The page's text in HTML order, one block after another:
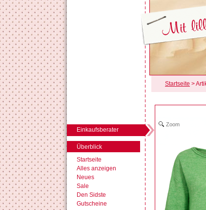
Überblick
Startseite
Alles anzeigen
Neues
Sale
Den Sidste
Gutscheine
Startseite >
Einkaufsberater
Zoom